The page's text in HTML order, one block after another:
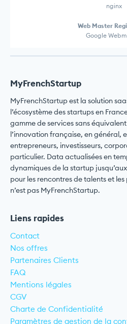
nginx
Web Master
Google
MyFrenchStartup
MyFrenchStartup est la solution
l’écosystème des startups en
gamme de services sans
l’innovation française, en général,
entrepreneurs, investisseurs,
particulier. Data actualisées en
dynamiques de la startup
pour les rencontres de talents et
n’est pas MyFrenchStartup.
Liens rapides
Contact
Nos offres
Partenaires Clients
FAQ
Mentions légales
CGV
Charte de Confidentialité
Paramètres de gestion de la